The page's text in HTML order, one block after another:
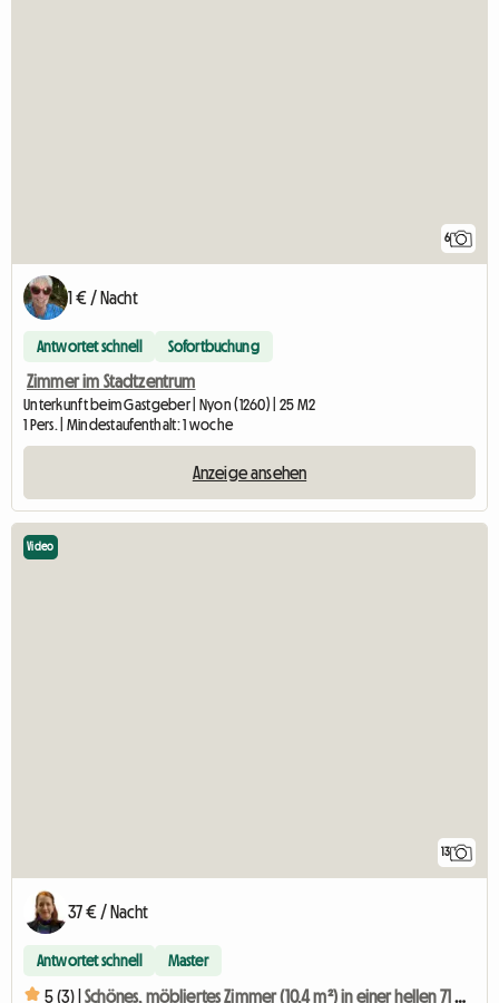
6
1 € / Nacht
Antwortet schnell Sofortbuchung
Zimmer im Stadtzentrum
Unterkunft beim Gastgeber | Nyon (1260) | 25 M2
1 Pers. | Mindestaufenthalt: 1 woche
Anzeige ansehen
13
Video
37 € / Nacht
Antwortet schnell Master
5 (3) | Schönes, möbliertes Zimmer (10,4 m²) in einer hellen 71 m² großen Wohnung